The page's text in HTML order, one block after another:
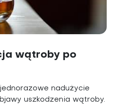
wątroby po
nadużycie
uszkodzenia wątroby.